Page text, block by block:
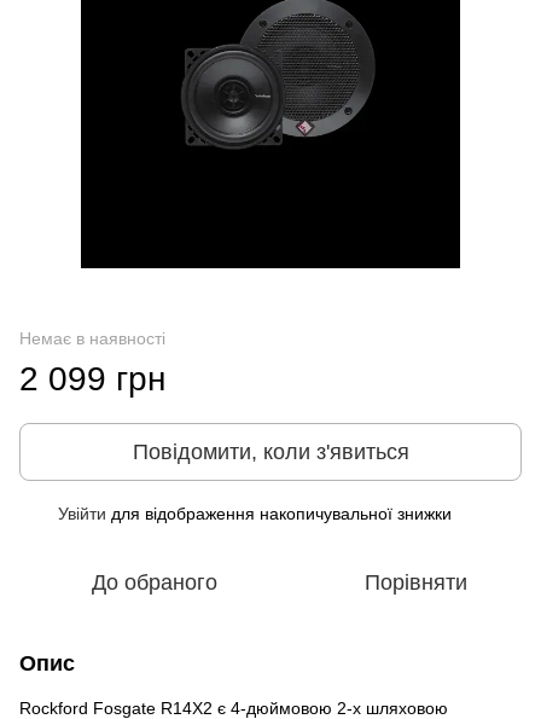
Немає в наявності
2 099 грн
Повідомити, коли з'явиться
Увійти для відображення накопичувальної знижки
До обраного Порівняти
Опис
Rockford Fosgate R14X2 є 4-дюймовою 2-х шляховою